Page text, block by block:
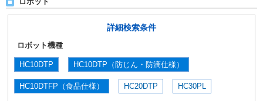
詳細検索条件
ロボット機種
HC10DTP HC10DTP（防じん・防滴仕様）
HC10DTFP（食品仕様） HC20DTP HC30PL